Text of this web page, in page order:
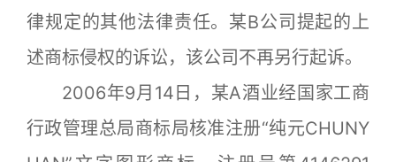
律规定的其他法律责任。某B公司提起的上
述商标侵权的诉讼，该公司不再另行起诉。
2006年9月14日，某A酒业经国家工商
行政管理总局商标局核准注册“纯元CHUNY